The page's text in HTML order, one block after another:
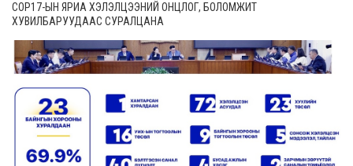
COP17-ЫН ЯРИА ХЭЛЭЛЦЭЭНИЙ ОНЦЛОГ, БОЛОМЖИТ
ХУВИЛБАРУУДААС СУРАЛЦАНА